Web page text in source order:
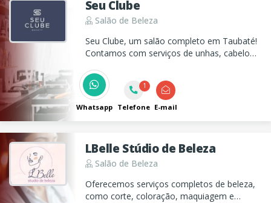
Seu Clube
Salão de Beleza
Seu Clube, um salão completo em Taubaté!
Contamos com serviços de unhas, cabelo
estética, barbearia, além de um delicioso
bistrô!
Whatsapp
1
Telefone E-mail
LBelle Stúdio de Beleza
Salão de Beleza
Oferecemos serviços completos de beleza,
como corte, coloração, maquiagem e